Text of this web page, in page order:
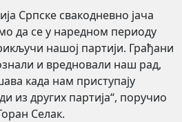
Српске свакодневно јача
да се у наредном периоду
нашој партији. Грађани
и вредновали наш рад,
када нам приступају
из других партија“, поручио
Селак.